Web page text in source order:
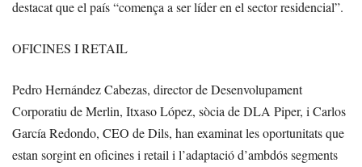
destacat que el país “comença a ser líder en el sector residencial”.
OFICINES I RETAIL
Pedro Hernández Cabezas, director de Desenvolupament
Corporatiu de Merlin, Itxaso López, sòcia de DLA Piper, i Carlos
García Redondo, CEO de Dils, han examinat les oportunitats que
estan sorgint en oficines i retail i l’adaptació d’ambdós segments